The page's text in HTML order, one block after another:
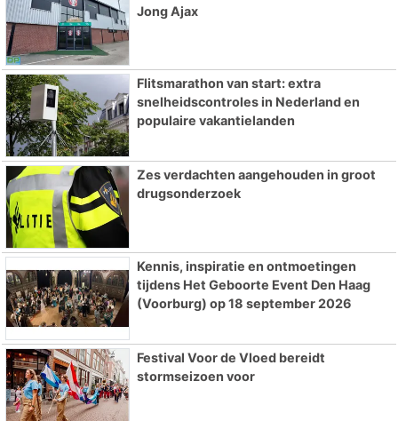
Jong Ajax
Flitsmarathon van start: extra
snelheidscontroles in Nederland en
populaire vakantielanden
Zes verdachten aangehouden in groot
drugsonderzoek
Kennis, inspiratie en ontmoetingen
tijdens Het Geboorte Event Den Haag
(Voorburg) op 18 september 2026
Festival Voor de Vloed bereidt
stormseizoen voor